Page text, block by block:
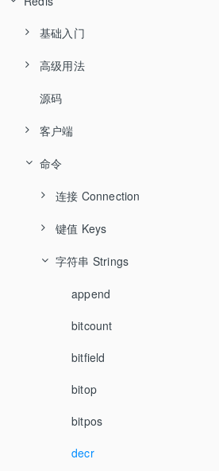
基础入门
数据类型
Hash
Set
ZSet
Bitmap
HyperLogLog
布隆过滤器
发布/订阅
高级用法
发布订阅
Lua脚本
事务
管道
GeoSpatial
持久化
源码
客户端
hiredis
Jedis
spring-data-redis
命令
连接 Connection
auth
client-caching
client-id
client-info
client-kill
client-list
client-getname
client-getredir
键值 Keys
copy
del
dump
exists
expire
expireat
keys
字符串 Strings
append
bitcount
bitfield
bitop
bitpos
decr